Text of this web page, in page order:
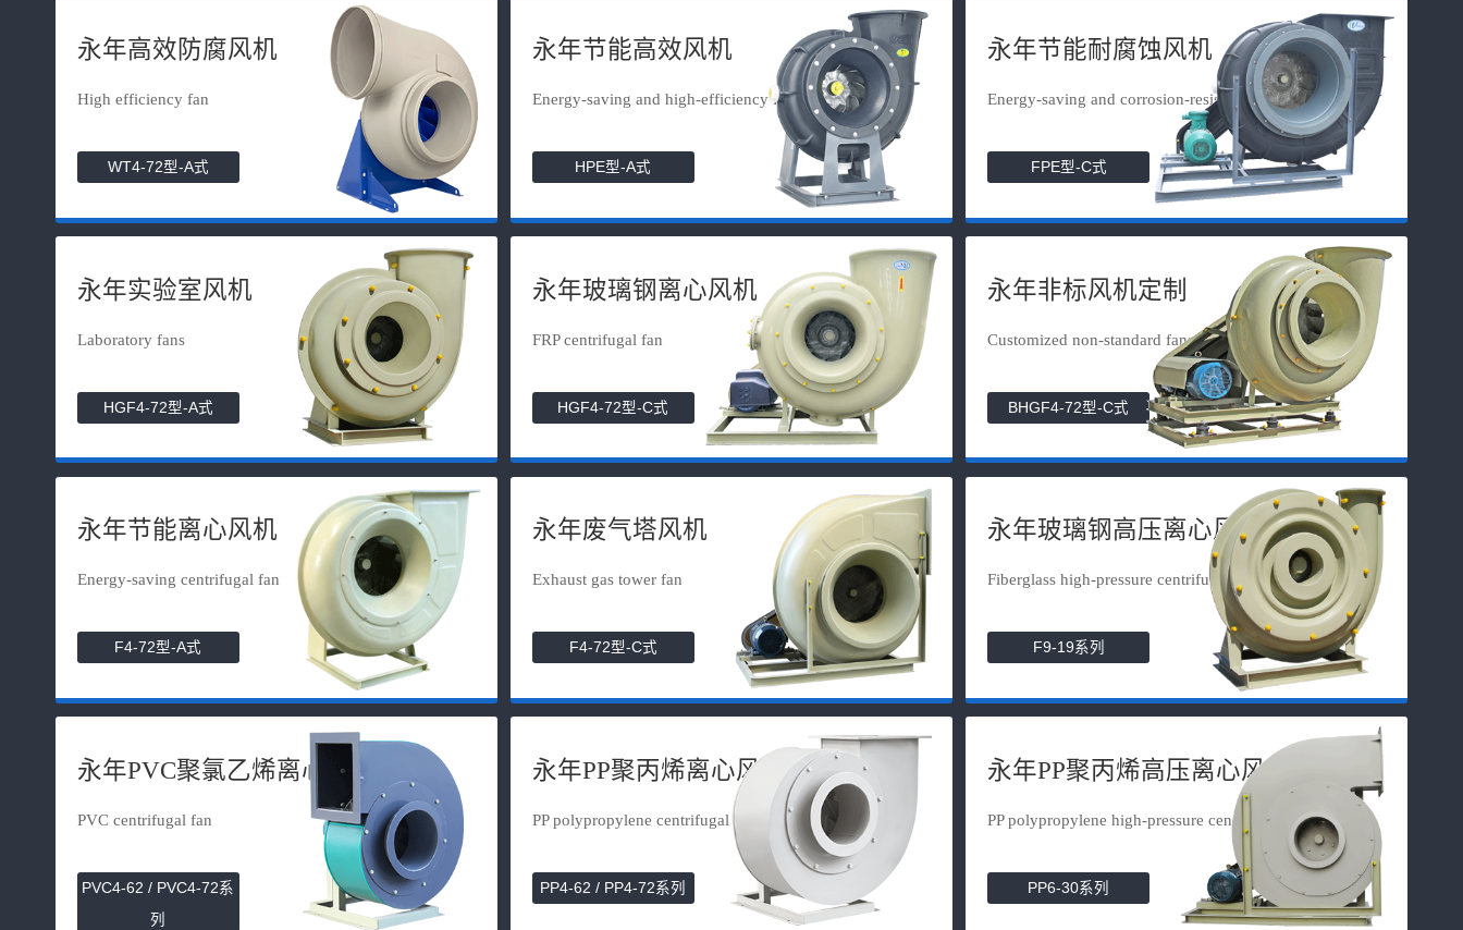
永年高效防腐风机
High efficiency fan
WT4-72型-A式
永年节能高效风机
Energy-saving and high-efficiency f...
HPE型-A式
永年节能耐腐蚀风机
Energy-saving and corrosion-resista...
FPE型-C式
永年实验室风机
Laboratory fans
HGF4-72型-A式
永年玻璃钢离心风机
FRP centrifugal fan
HGF4-72型-C式
永年非标风机定制
Customized non-standard fans
BHGF4-72型-C式
永年节能离心风机
Energy-saving centrifugal fan
F4-72型-A式
永年废气塔风机
Exhaust gas tower fan
F4-72型-C式
永年玻璃钢高压离心风机
Fiberglass high-pressure centrifuga...
F9-19系列
永年PVC聚氯乙烯离心风机
PVC centrifugal fan
PVC4-62 / PVC4-72系
列
永年PP聚丙烯离心风机
PP polypropylene centrifugal fan
PP4-62 / PP4-72系列
永年PP聚丙烯高压离心风机
PP polypropylene high-pressure cen...
PP6-30系列